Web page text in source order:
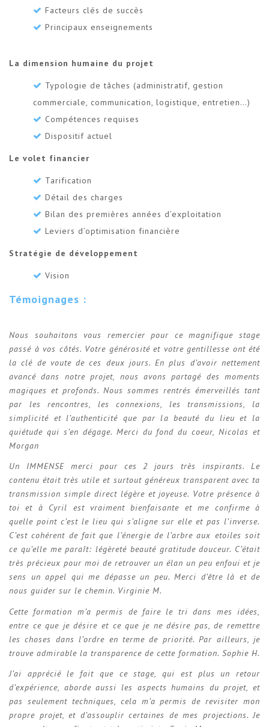
Facteurs clés de succès
Principaux enseignements
La dimension humaine du projet
Typologie de tâches (administratif, gestion
commerciale, communication, logistique, entretien…)
Compétences requises
Dispositif actuel
Le volet financier
Tarification
Détail des charges
Bilan des premières années d’exploitation
Leviers d’optimisation financière
Stratégie de développement
Vision
Témoignages :
Nous souhaitons vous remercier pour ce magnifique stage
passé à vos côtés. Votre générosité et votre gentillesse ont été
la clé de voute de ces deux jours. En plus d’avoir nettement
avancé dans notre projet, nous avons partagé des moments
magiques et profonds. Nous sommes rentrés émerveillés tant
par les rencontres, les connexions, les transmissions, la
simplicité et l’authenticité que par la beauté du lieu et la
quiétude qui s’en dégage. Merci du fond du coeur, Nicolas et
Morgan
Un IMMENSE merci pour ces 2 jours très inspirants. Le
contenu était très utile et surtout généreux transparent avec ta
transmission simple direct légère et joyeuse. Votre présence à
toi et à Cyril est vraiment bienfaisante et me confirme à
quelle point c’est le lieu qui s’aligne sur elle et pas l’inverse.
C’est cohérent de fait que l’énergie de l’arbre aux etoiles soit
ce qu’elle me paraît: légèreté beauté gratitude douceur. C’était
très précieux pour moi de retrouver un élan un peu enfoui et je
sens un appel qui me dépasse un peu. Merci d’être là et de
nous guider sur le chemin. Virginie M.
Cette formation m’a permis de faire le tri dans mes idées,
entre ce que je désire et ce que je ne désire pas, de remettre
les choses dans l’ordre en terme de priorité. Par ailleurs, je
trouve admirable la transparence de cette formation. Sophie H.
J’ai apprécié le fait que ce stage, qui est plus un retour
d’expérience, aborde aussi les aspects humains du projet, et
pas seulement techniques, cela m’a permis de revisiter mon
propre projet, et d’assouplir certaines de mes projections. Je